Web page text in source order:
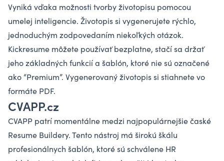
Vyniká vďaka možnosti tvorby životopisu pomocou
umelej inteligencie. Životopis si vygenerujete rýchlo,
jednoduchým zodpovedaním niekoľkých otázok.
Kickresume môžete používať bezplatne, stačí sa držať
jeho základných funkcií a šablón, ktoré nie sú označené
ako “Premium”. Vygenerovaný životopis si stiahnete vo
formáte PDF.
CVAPP.cz
CVAPP patrí momentálne medzi najpopulárnejšie časké
Resume Buildery. Tento nástroj má širokú škálu
profesionálnych šablón, ktoré sú schválene HR